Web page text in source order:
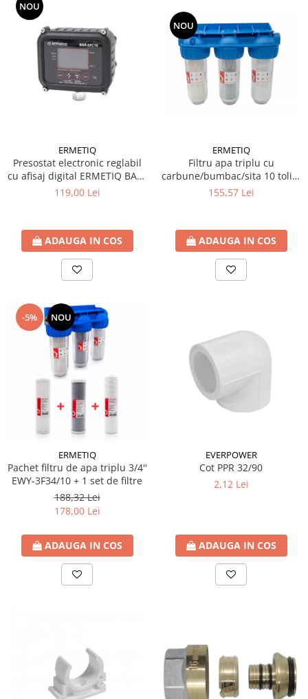
Ventilator de tubulatura
Amenajare bucatarie
Promotii pachete chiuveta +
baterie
CHIUVETE BUCATARIE
Chiuveta bucatarie granit
Baterie bucatarie
Tuburi Flexibile Hota
Accesorii chiuvete bucatarie
Instalatii apa/gaz/canalizare
FILTRARE PENTRU APA SI PIESE DE
Filtre de apa
Cartuse ( Rezerve filtre apa)
Statie Osmoza Inversa
Filtre cu autocuratare
SISTEME DE ALIMENTARE CU APA
Hidrofoare
Mufa rapida pt teava PEHD
Teava Compresiune
Fitinguri Compresiune
HIDRANTI SI ACCESORII
Piese hidrofor
Pompa de suprafata
Pompe pentru testare instalatii
APOMETRE/ CAMIN APOMETRE
Curba Cupru
Teu Cupru
Teu redus Cupru
NOU
ERMETIQ
Presostat electronic reglabil
cu afisaj digital ERMETIQ BAR-
EPC10
119,00 Lei
ADAUGA IN COS
NOU
ERMETIQ
Filtru apa triplu cu
carbune/bumbac/sita 10 toli *
3/4'' ERMETIQ
155,57 Lei
ADAUGA IN COS
-5% NOU
ERMETIQ
Pachet filtru de apa triplu 3/4''
EWY-3F34/10 + 1 set de filtre
188,32 Lei
178,00 Lei
ADAUGA IN COS
EVERPOWER
Cot PPR 32/90
2,12 Lei
ADAUGA IN COS